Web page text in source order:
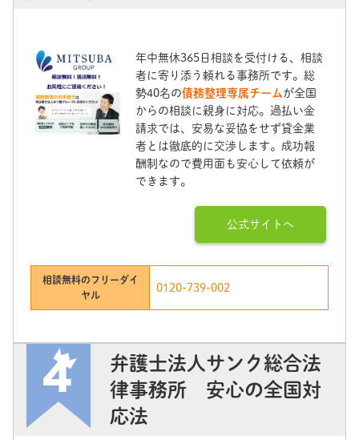
年中無休365日相談を受付ける、相談
者に寄り添う頼れる事務所です。総
勢40名の債務整理専属チームが全国
からの相談に親身に対応。過払い金
請求では、安易な妥協をせず貸金業
者とは徹底的に交渉します。成功報
酬制なので費用面も安心して依頼が
できます。
公式サイトへ
相談無料のフリーダイ
ヤル
0120-739-002
弁護士法人サンク総合法
律事務所 安心の全国対
応法